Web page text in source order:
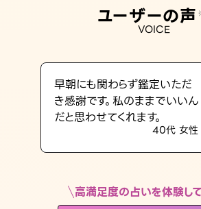
LINE占いを開く
※LINEアプリ内のサービスページへ遷移します
ユーザーの声
VOICE
早朝にも関わらず鑑定いただ
き感謝です。私のままでいいん
だと思わせてくれます。
40代 女性
高満足度の占いを体験し